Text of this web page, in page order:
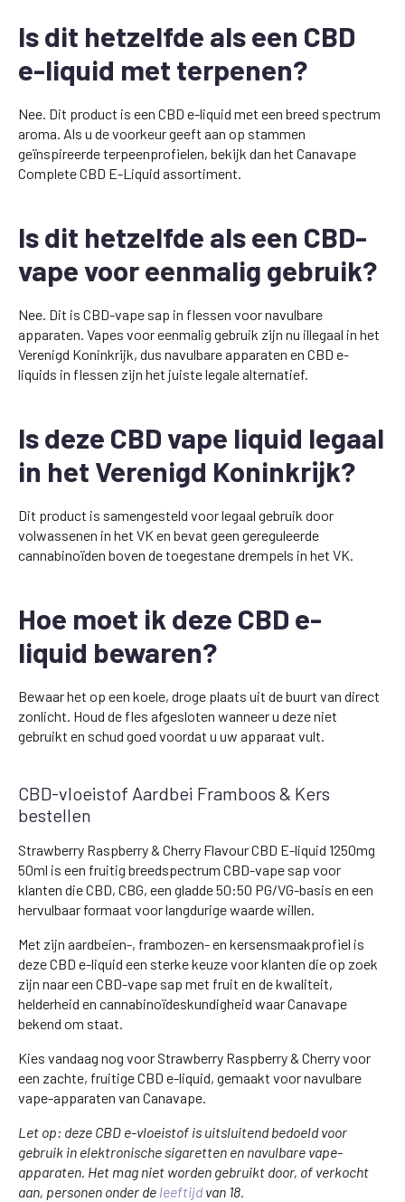
Is dit hetzelfde als een CBD
e-liquid met terpenen?
Nee. Dit product is een CBD e-liquid met een breed spectrum
aroma. Als u de voorkeur geeft aan op stammen
geïnspireerde terpeenprofielen, bekijk dan het Canavape
Complete CBD E-Liquid assortiment.
Is dit hetzelfde als een CBD-
vape voor eenmalig gebruik?
Nee. Dit is CBD-vape sap in flessen voor navulbare
apparaten. Vapes voor eenmalig gebruik zijn nu illegaal in het
Verenigd Koninkrijk, dus navulbare apparaten en CBD e-
liquids in flessen zijn het juiste legale alternatief.
Is deze CBD vape liquid legaal
in het Verenigd Koninkrijk?
Dit product is samengesteld voor legaal gebruik door
volwassenen in het VK en bevat geen gereguleerde
cannabinoïden boven de toegestane drempels in het VK.
Hoe moet ik deze CBD e-
liquid bewaren?
Bewaar het op een koele, droge plaats uit de buurt van direct
zonlicht. Houd de fles afgesloten wanneer u deze niet
gebruikt en schud goed voordat u uw apparaat vult.
CBD-vloeistof Aardbei Framboos & Kers
bestellen
Strawberry Raspberry & Cherry Flavour CBD E-liquid 1250mg
50ml is een fruitig breedspectrum CBD-vape sap voor
klanten die CBD, CBG, een gladde 50:50 PG/VG-basis en een
hervulbaar formaat voor langdurige waarde willen.
Met zijn aardbeien-, frambozen- en kersensmaakprofiel is
deze CBD e-liquid een sterke keuze voor klanten die op zoek
zijn naar een CBD-vape sap met fruit en de kwaliteit,
helderheid en cannabinoïdeskundigheid waar Canavape
bekend om staat.
Kies vandaag nog voor Strawberry Raspberry & Cherry voor
een zachte, fruitige CBD e-liquid, gemaakt voor navulbare
vape-apparaten van Canavape.
Let op: deze CBD e-vloeistof is uitsluitend bedoeld voor
gebruik in elektronische sigaretten en navulbare vape-
apparaten. Het mag niet worden gebruikt door, of verkocht
aan, personen onder de leeftijdvan 18.